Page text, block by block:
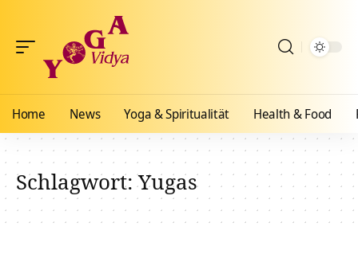
Home News Yoga & Spiritualität Health & Food
Schlagwort:Yugas